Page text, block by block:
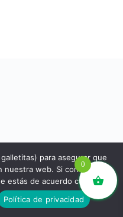
el mundo 💚 |
de Privacidad
0
para asegurar que
web. Si continúas
estás de acuerdo con ello.
Política de privacidad